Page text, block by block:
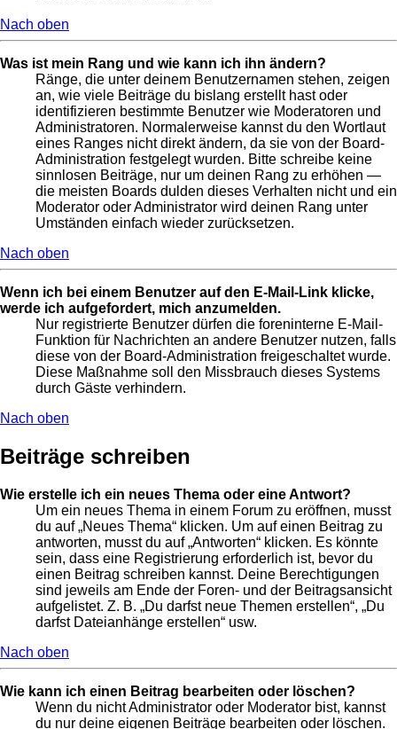
Nach oben
Was ist mein Rang und wie kann ich ihn ändern?
Ränge, die unter deinem Benutzernamen stehen, zeigen
an, wie viele Beiträge du bislang erstellt hast oder
identifizieren bestimmte Benutzer wie Moderatoren und
Administratoren. Normalerweise kannst du den Wortlaut
eines Ranges nicht direkt ändern, da sie von der Board-
Administration festgelegt wurden. Bitte schreibe keine
sinnlosen Beiträge, nur um deinen Rang zu erhöhen —
die meisten Boards dulden dieses Verhalten nicht und ein
Moderator oder Administrator wird deinen Rang unter
Umständen einfach wieder zurücksetzen.
Nach oben
Wenn ich bei einem Benutzer auf den E-Mail-Link klicke,
werde ich aufgefordert, mich anzumelden.
Nur registrierte Benutzer dürfen die foreninterne E-Mail-
Funktion für Nachrichten an andere Benutzer nutzen, falls
diese von der Board-Administration freigeschaltet wurde.
Diese Maßnahme soll den Missbrauch dieses Systems
durch Gäste verhindern.
Nach oben
Beiträge schreiben
Wie erstelle ich ein neues Thema oder eine Antwort?
Um ein neues Thema in einem Forum zu eröffnen, musst
du auf „Neues Thema“ klicken. Um auf einen Beitrag zu
antworten, musst du auf „Antworten“ klicken. Es könnte
sein, dass eine Registrierung erforderlich ist, bevor du
einen Beitrag schreiben kannst. Deine Berechtigungen
sind jeweils am Ende der Foren- und der Beitragsansicht
aufgelistet. Z. B. „Du darfst neue Themen erstellen“, „Du
darfst Dateianhänge erstellen“ usw.
Nach oben
Wie kann ich einen Beitrag bearbeiten oder löschen?
Wenn du nicht Administrator oder Moderator bist, kannst
du nur deine eigenen Beiträge bearbeiten oder löschen.